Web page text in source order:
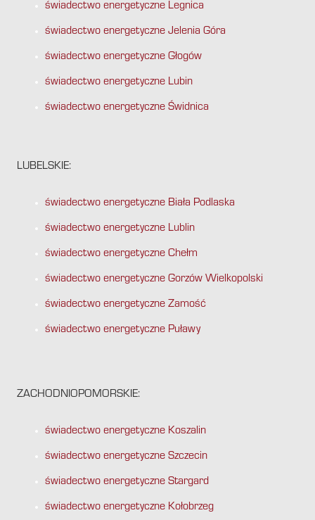
świadectwo energetyczne Legnica
świadectwo energetyczne Jelenia Góra
świadectwo energetyczne Głogów
świadectwo energetyczne Lubin
świadectwo energetyczne Świdnica
LUBELSKIE:
świadectwo energetyczne Biała Podlaska
świadectwo energetyczne Lublin
świadectwo energetyczne Chełm
świadectwo energetyczne Gorzów Wielkopolski
świadectwo energetyczne Zamość
świadectwo energetyczne Puławy
ZACHODNIOPOMORSKIE:
świadectwo energetyczne Koszalin
świadectwo energetyczne Szczecin
świadectwo energetyczne Stargard
świadectwo energetyczne Kołobrzeg